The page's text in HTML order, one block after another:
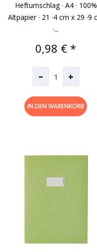
Heftumschlag · A4 · 100%
Altpapier · 21 ·4 cm x 29 ·9
·...
Preis
0,98 € *
– +
IN DEN WARENKORB